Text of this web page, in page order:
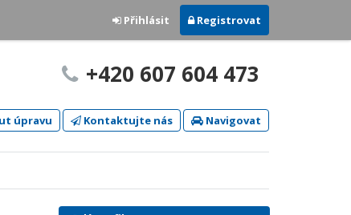
Přihlásit Registrovat
+420 607 604 473
úpravu Kontaktujte nás Navigovat